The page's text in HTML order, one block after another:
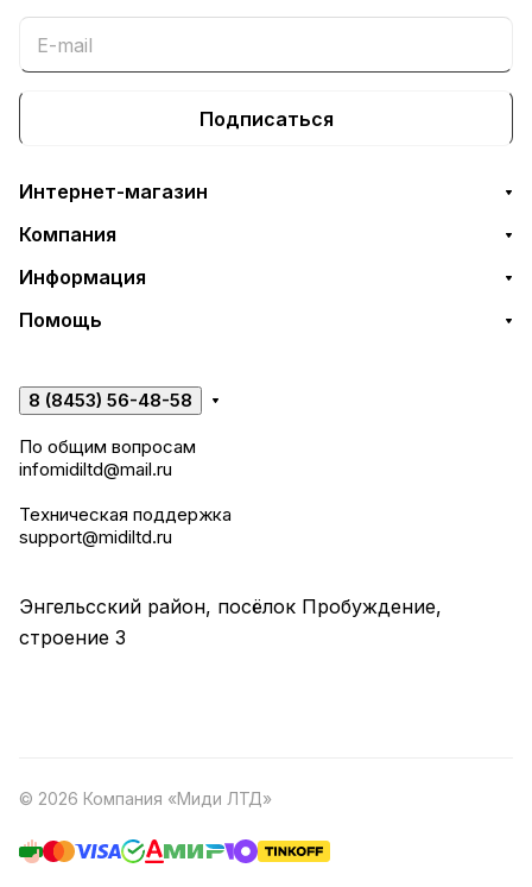
Подписаться
Интернет-магазин
Компания
Информация
Помощь
8 (8453) 56-48-58
По общим вопросам
infomidiltd@mail.ru
Техническая поддержка
support@midiltd.ru
Энгельсский район, посёлок Пробуждение,
строение 3
© 2026 Компания «Миди ЛТД»